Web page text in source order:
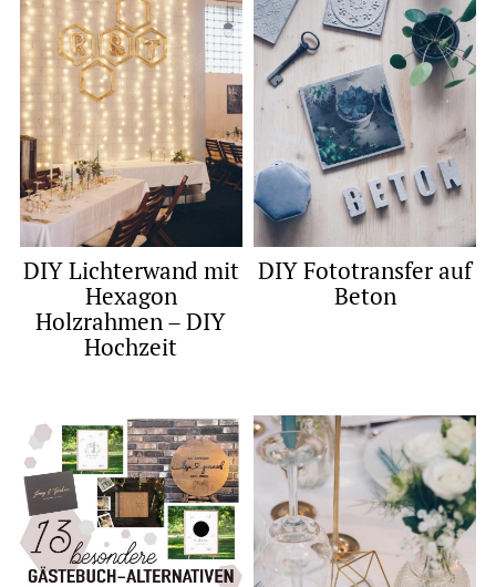
DIY Lichterwand mit
Hexagon
Holzrahmen – DIY
Hochzeit
DIY Fototransfer auf
Beton